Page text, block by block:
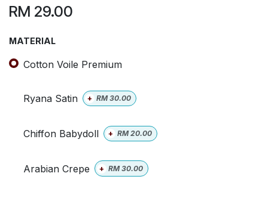
RM 29.00
MATERIAL
Cotton Voile Premium
Ryana Satin + RM30.00
Chiffon Babydoll + RM20.00
Arabian Crepe + RM30.00